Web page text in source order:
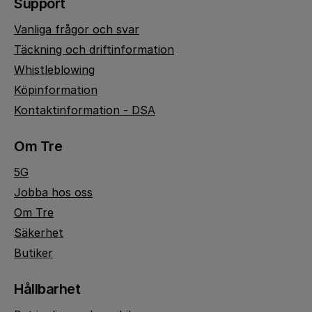
Support
Vanliga frågor och svar
Täckning och driftinformation
Whistleblowing
Köpinformation
Kontaktinformation - DSA
Om Tre
5G
Jobba hos oss
Om Tre
Säkerhet
Butiker
Hållbarhet